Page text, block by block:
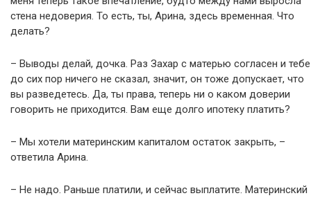
стена недоверия. То есть, ты, Арина, здесь временная. Что
делать?
– Выводы делай, дочка. Раз Захар с матерью согласен и тебе
до сих пор ничего не сказал, значит, он тоже допускает, что
вы разведетесь. Да, ты права, теперь ни о каком доверии
говорить не приходится. Вам еще долго ипотеку платить?
– Мы хотели материнским капиталом остаток закрыть, –
ответила Арина.
– Не надо. Раньше платили, и сейчас выплатите. Материнский